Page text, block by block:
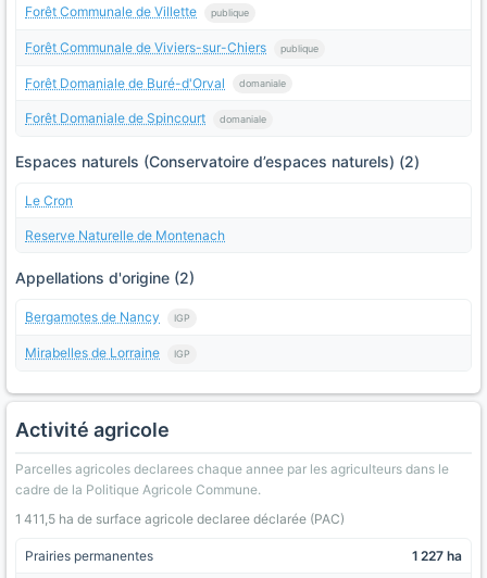
Forêt Communale de Villette publique
Forêt Communale de Viviers-sur-Chiers publique
Forêt Domaniale de Buré-d'Orval domaniale
Forêt Domaniale de Spincourt domaniale
Espaces naturels (Conservatoire d’espaces naturels) (2)
Le Cron
Reserve Naturelle de Montenach
Appellations d'origine (2)
Bergamotes de Nancy IGP
Mirabelles de Lorraine IGP
Activité agricole
Parcelles agricoles declarees chaque annee par les agriculteurs dans le
cadre de la Politique Agricole Commune.
1 411,5 ha de surface agricole declaree déclarée (PAC)
Prairies permanentes 1 227 ha